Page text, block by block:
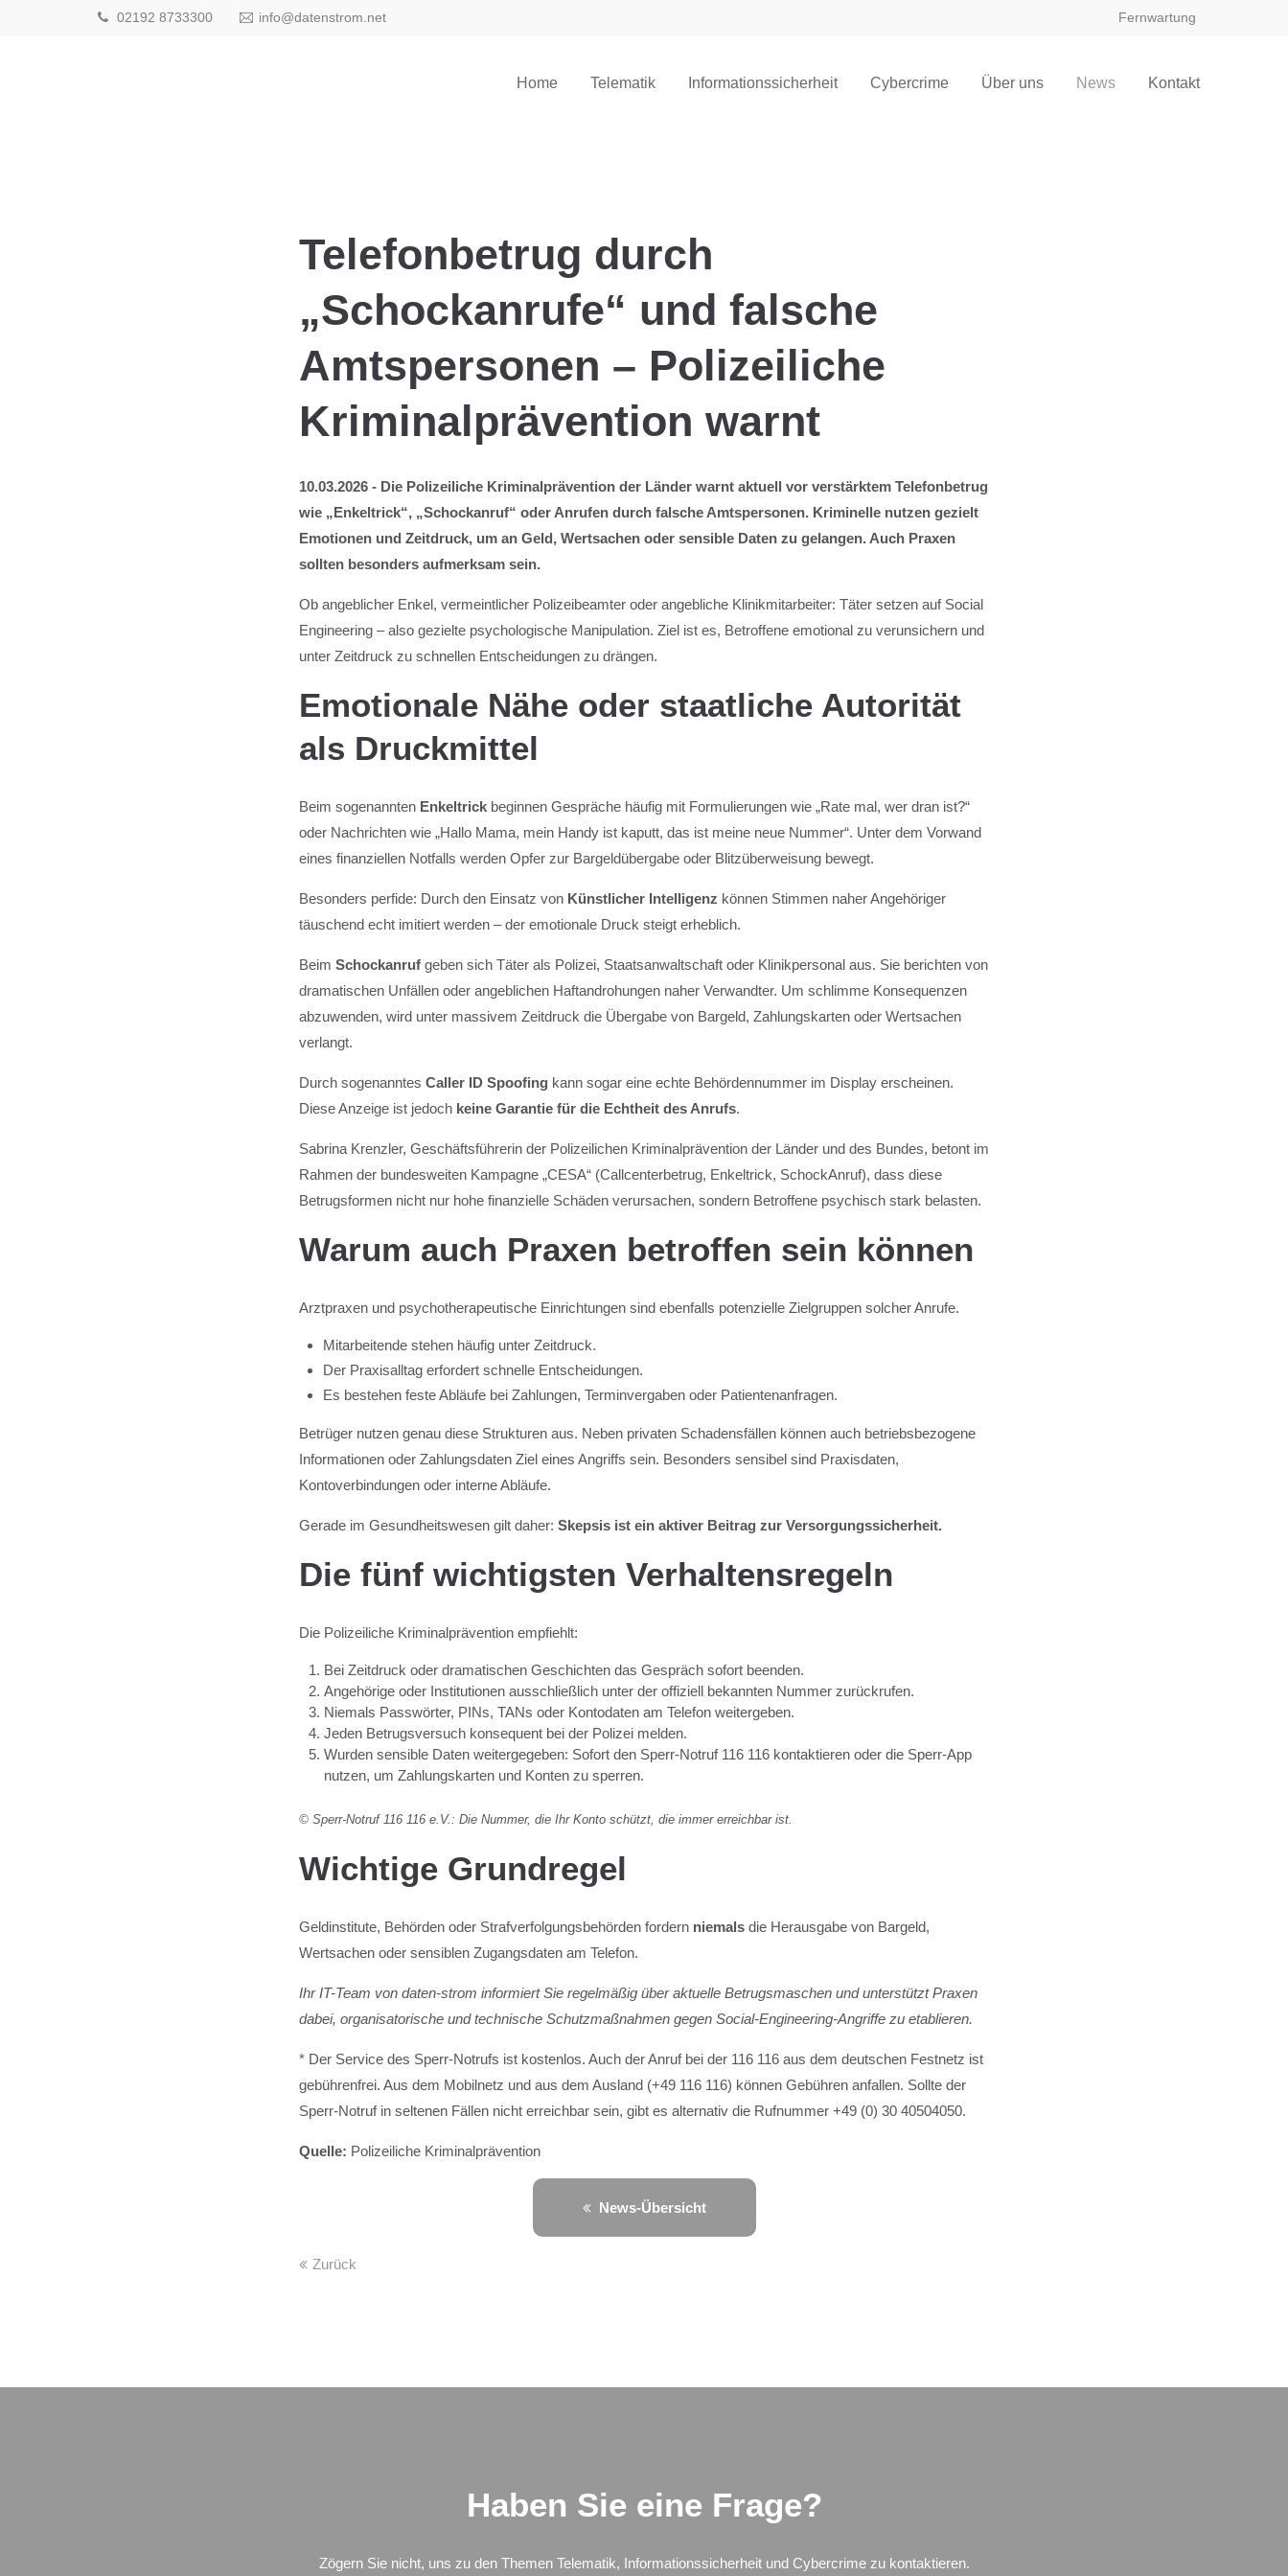
02192 8733300 info@datenstrom.net Fernwartung
Home Telematik Informationssicherheit Cybercrime Über uns News Kontakt
Telefonbetrug durch
„Schockanrufe“ und falsche
Amtspersonen – Polizeiliche
Kriminalprävention warnt
10.03.2026 - Die Polizeiliche Kriminalprävention der Länder warnt aktuell vor verstärktem Telefonbetrug
wie „Enkeltrick“, „Schockanruf“ oder Anrufen durch falsche Amtspersonen. Kriminelle nutzen gezielt
Emotionen und Zeitdruck, um an Geld, Wertsachen oder sensible Daten zu gelangen. Auch Praxen
sollten besonders aufmerksam sein.
Ob angeblicher Enkel, vermeintlicher Polizeibeamter oder angebliche Klinikmitarbeiter: Täter setzen auf Social
Engineering – also gezielte psychologische Manipulation. Ziel ist es, Betroffene emotional zu verunsichern und
unter Zeitdruck zu schnellen Entscheidungen zu drängen.
Emotionale Nähe oder staatliche Autorität
als Druckmittel
Beim sogenannten Enkeltrick beginnen Gespräche häufig mit Formulierungen wie „Rate mal, wer dran ist?“
oder Nachrichten wie „Hallo Mama, mein Handy ist kaputt, das ist meine neue Nummer“. Unter dem Vorwand
eines finanziellen Notfalls werden Opfer zur Bargeldübergabe oder Blitzüberweisung bewegt.
Besonders perfide: Durch den Einsatz von Künstlicher Intelligenz können Stimmen naher Angehöriger
täuschend echt imitiert werden – der emotionale Druck steigt erheblich.
Beim Schockanruf geben sich Täter als Polizei, Staatsanwaltschaft oder Klinikpersonal aus. Sie berichten von
dramatischen Unfällen oder angeblichen Haftandrohungen naher Verwandter. Um schlimme Konsequenzen
abzuwenden, wird unter massivem Zeitdruck die Übergabe von Bargeld, Zahlungskarten oder Wertsachen
verlangt.
Durch sogenanntes Caller ID Spoofing kann sogar eine echte Behördennummer im Display erscheinen.
Diese Anzeige ist jedoch keine Garantie für die Echtheit des Anrufs.
Sabrina Krenzler, Geschäftsführerin der Polizeilichen Kriminalprävention der Länder und des Bundes, betont im
Rahmen der bundesweiten Kampagne „CESA“ (Callcenterbetrug, Enkeltrick, SchockAnruf), dass diese
Betrugsformen nicht nur hohe finanzielle Schäden verursachen, sondern Betroffene psychisch stark belasten.
Warum auch Praxen betroffen sein können
Arztpraxen und psychotherapeutische Einrichtungen sind ebenfalls potenzielle Zielgruppen solcher Anrufe.
Mitarbeitende stehen häufig unter Zeitdruck.
Der Praxisalltag erfordert schnelle Entscheidungen.
Es bestehen feste Abläufe bei Zahlungen, Terminvergaben oder Patientenanfragen.
Betrüger nutzen genau diese Strukturen aus. Neben privaten Schadensfällen können auch betriebsbezogene
Informationen oder Zahlungsdaten Ziel eines Angriffs sein. Besonders sensibel sind Praxisdaten,
Kontoverbindungen oder interne Abläufe.
Gerade im Gesundheitswesen gilt daher: Skepsis ist ein aktiver Beitrag zur Versorgungssicherheit.
Die fünf wichtigsten Verhaltensregeln
Die Polizeiliche Kriminalprävention empfiehlt:
Bei Zeitdruck oder dramatischen Geschichten das Gespräch sofort beenden.
Angehörige oder Institutionen ausschließlich unter der offiziell bekannten Nummer zurückrufen.
Niemals Passwörter, PINs, TANs oder Kontodaten am Telefon weitergeben.
Jeden Betrugsversuch konsequent bei der Polizei melden.
Wurden sensible Daten weitergegeben: Sofort den Sperr-Notruf 116 116 kontaktieren oder die Sperr-App
nutzen, um Zahlungskarten und Konten zu sperren.
© Sperr-Notruf 116 116 e.V.: Die Nummer, die Ihr Konto schützt, die immer erreichbar ist.
Wichtige Grundregel
Geldinstitute, Behörden oder Strafverfolgungsbehörden fordern niemals die Herausgabe von Bargeld,
Wertsachen oder sensiblen Zugangsdaten am Telefon.
Ihr IT-Team von daten-strom informiert Sie regelmäßig über aktuelle Betrugsmaschen und unterstützt Praxen
dabei, organisatorische und technische Schutzmaßnahmen gegen Social-Engineering-Angriffe zu etablieren.
* Der Service des Sperr-Notrufs ist kostenlos. Auch der Anruf bei der 116 116 aus dem deutschen Festnetz ist
gebührenfrei. Aus dem Mobilnetz und aus dem Ausland (+49 116 116) können Gebühren anfallen. Sollte der
Sperr-Notruf in seltenen Fällen nicht erreichbar sein, gibt es alternativ die Rufnummer +49 (0) 30 40504050.
Quelle: Polizeiliche Kriminalprävention
News-Übersicht
Zurück
Haben Sie eine Frage?
Zögern Sie nicht, uns zu den Themen Telematik, Informationssicherheit und Cybercrime zu kontaktieren.